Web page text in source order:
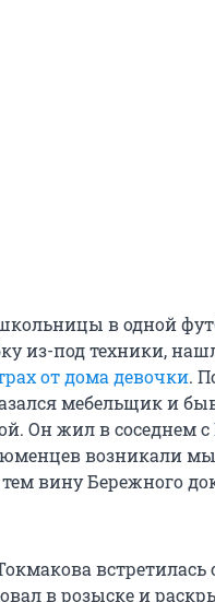
в одной
из-под техники,
от дома девочки.
мебельщик и
Он жил в соседнем с
возникали
вину Бережного
встретилась
в розыске и